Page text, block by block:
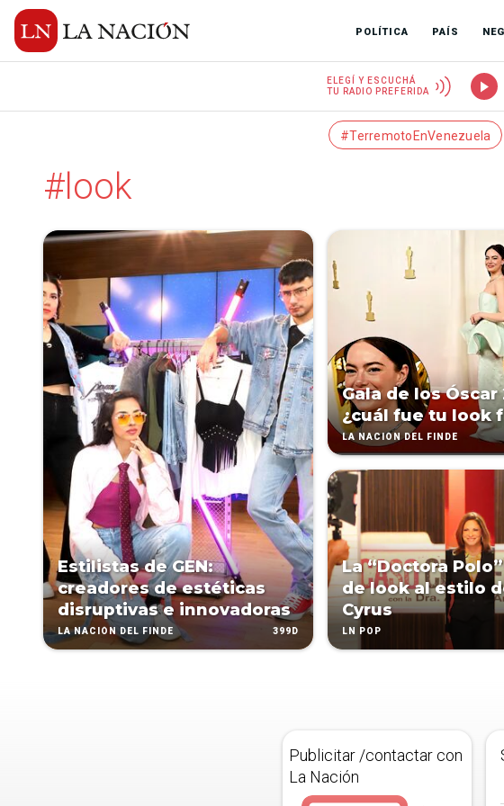
POLÍTICA PAÍS
ELEGÍ Y ESCUCHÁ
TU RADIO PREFERIDA
#TerremotoEnVenezuela
#look
Estilistas de GEN:
creadores de estéticas
disruptivas e innovadoras
LA NACIÓN DEL FINDE 399D
Gala de los Óscar
¿cuál fue tu look
LA NACIÓN DEL FINDE
La “Doctora
de look al estilo
Cyrus
LN POP
Publicitar /contactar con
La Nación